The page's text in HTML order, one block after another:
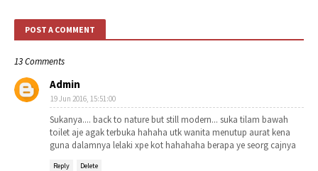
POST A COMMENT
13 Comments
Admin
19 Jun 2016, 15:51:00
Sukanya.... back to nature but still modern... suka tilam bawah
toilet aje agak terbuka hahaha utk wanita menutup aurat kena
guna dalamnya lelaki xpe kot hahahaha berapa ye seorg cajnya
Reply Delete